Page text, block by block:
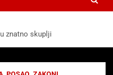
znatno skuplji